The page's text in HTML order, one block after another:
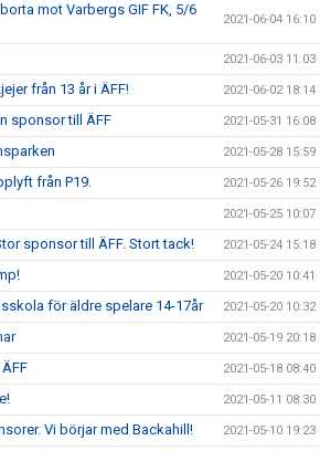
mot Varbergs GIF FK, 5/6
2021-06-04 16:10
2021-06-03 11:03
från 13 år i ÄFF! 2021-06-02 18:14
sponsor till ÄFF 2021-05-31 16:08
2021-05-28 15:59
från P19. 2021-05-26 19:52
2021-05-25 10:07
sponsor till ÄFF. Stort tack! 2021-05-24 15:18
2021-05-20 10:41
för äldre spelare 14-17år 2021-05-20 10:32
2021-05-19 20:18
2021-05-18 08:40
2021-05-11 08:30
Vi börjar med Backahill! 2021-05-10 19:23